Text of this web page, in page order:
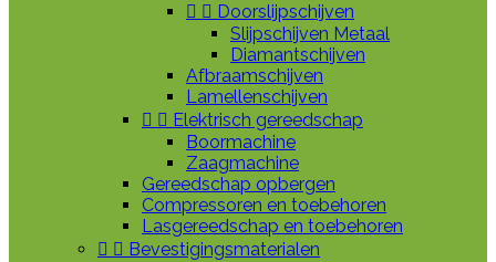
  Doorslijpschijven
Slijpschijven Metaal
Diamantschijven
Afbraamschijven
Lamellenschijven
  Elektrisch gereedschap
Boormachine
Zaagmachine
Gereedschap opbergen
Compressoren en toebehoren
Lasgereedschap en toebehoren
  Bevestigingsmaterialen